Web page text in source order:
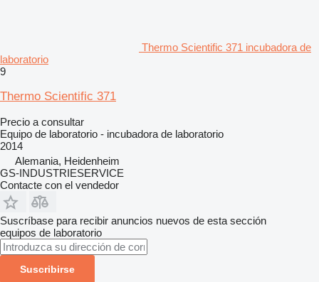
Thermo Scientific 371 incubadora de
laboratorio
9
Thermo Scientific 371
Precio a consultar
Equipo de laboratorio - incubadora de laboratorio
2014
Alemania, Heidenheim
GS-INDUSTRIESERVICE
Contacte con el vendedor
Suscríbase para recibir anuncios nuevos de esta sección
equipos de laboratorio
Suscribirse